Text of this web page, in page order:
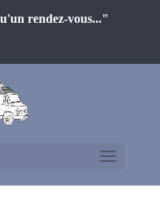
rendez-vous..."